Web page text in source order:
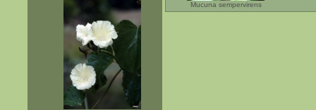
Mucuna sempervirens